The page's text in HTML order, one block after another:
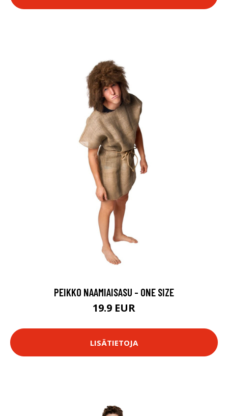
PEIKKO NAAMIAISASU - ONE SIZE
19.9 EUR
LISÄTIETOJA